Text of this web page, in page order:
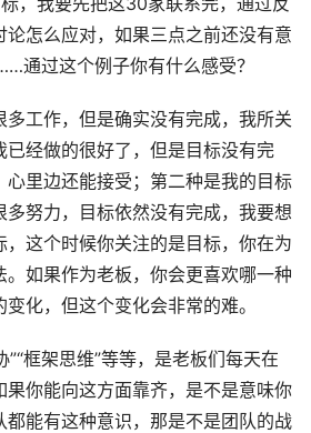
论怎么应对，如果三点之前还没有意
通过这个例子你有什么感受？
多工作，但是确实没有完成，我所关
已经做的很好了，但是目标没有完
心里边还能接受；第二种是我的目标
努力，目标依然没有完成，我要想
，这个时候你关注的是目标，你在为
如果作为老板，你会更喜欢哪一种
化，但这个变化会非常的难。
”“框架思维”等等，是老板们每天在
果你能向这方面靠齐，是不是意味你
都能有这种意识，那是不是团队的战